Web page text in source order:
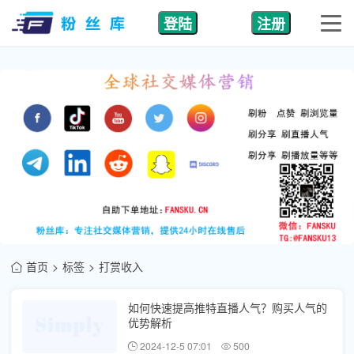
登陆 注册
首页 标签 打赏收入
如何快速提高推特直播人气？购买人气的
优势解析
2024-12-5 07:01 500